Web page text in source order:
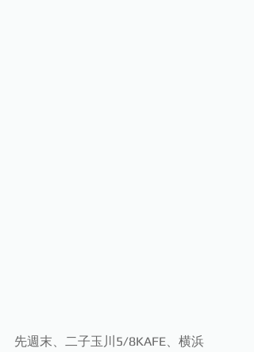
先週末、二子玉川5/8KAFE、横浜